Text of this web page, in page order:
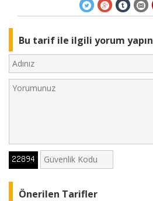
Bu tarif ile ilgili yorum yapın
Önerilen Tarifler